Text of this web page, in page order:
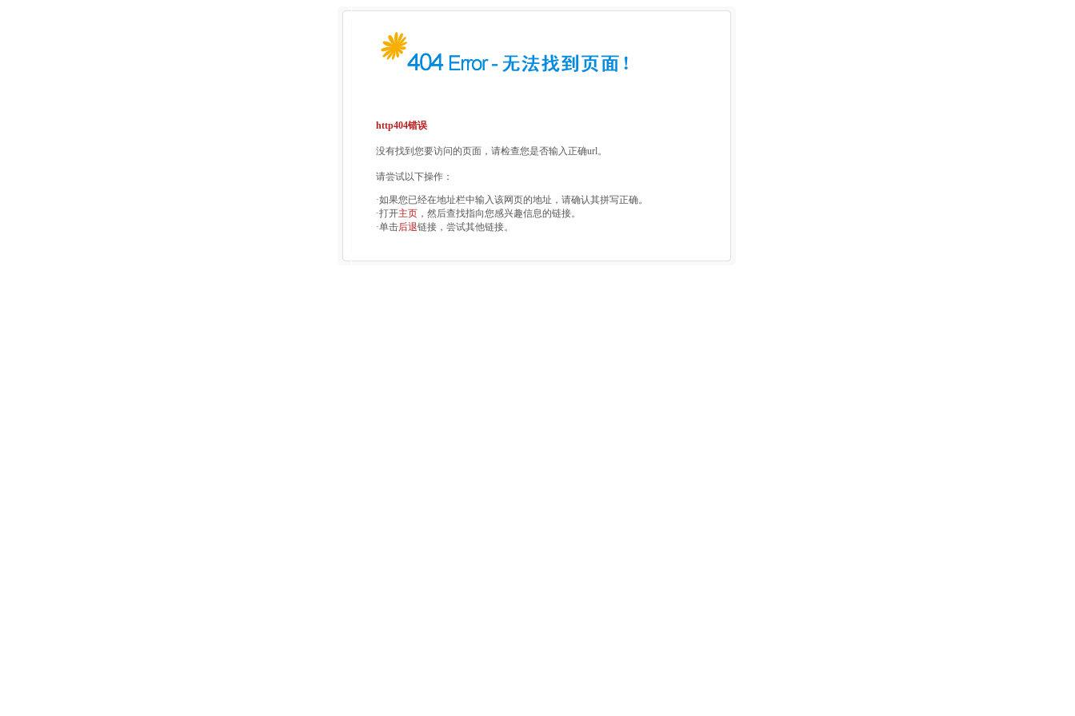
http404错误
没有找到您要访问的页面，请检查您是否输入正确url。
请尝试以下操作：
·如果您已经在地址栏中输入该网页的地址，请确认其拼写正确。
·打开主页 ，然后查找指向您感兴趣信息的链接。
·单击后退链接，尝试其他链接。